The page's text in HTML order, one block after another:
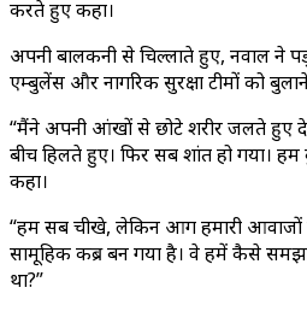
करते हुए कहा।
अपनी बालकनी से चिल्लाते हुए, नवाल ने
एम्बुलेंस और नागरिक सुरक्षा टीमों को
“मैंने अपनी आंखों से छोटे शरीर जलते
बीच हिलते हुए। फिर सब शांत हो गया।
कहा।
“हम सब चीखे, लेकिन आग हमारी
सामूहिक कब्र बन गया है। वे हमें कैसे
था?”